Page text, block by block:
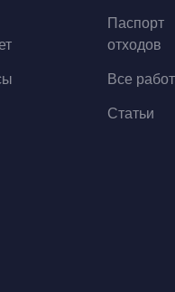
Паспорт
отходов
Все
Статьи